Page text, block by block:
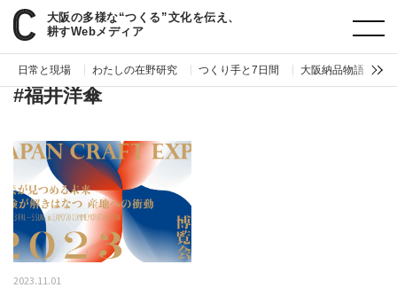
大阪の多様な“つくる”文化を伝え、
耕すWebメディア
日常と現場 わたしの在野研究 つくり手と7日間 大阪納品物語
paperC タグ 福井洋傘
#福井洋傘
2023.11.01